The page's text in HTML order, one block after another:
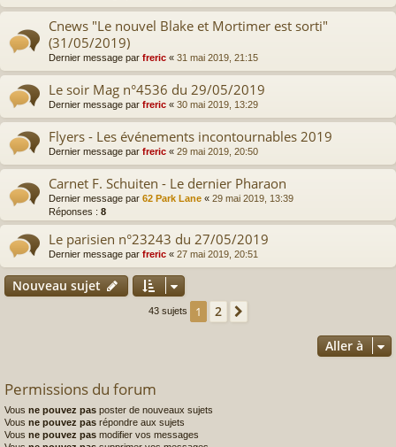
Cnews "Le nouvel Blake et Mortimer est sorti"
(31/05/2019)
Dernier message par freric « 31 mai 2019, 21:15
Le soir Mag n°4536 du 29/05/2019
Dernier message par freric « 30 mai 2019, 13:29
Flyers - Les événements incontournables 2019
Dernier message par freric « 29 mai 2019, 20:50
Carnet F. Schuiten - Le dernier Pharaon
Dernier message par 62 Park Lane « 29 mai 2019, 13:39
Réponses : 8
Le parisien n°23243 du 27/05/2019
Dernier message par freric « 27 mai 2019, 20:51
Nouveau sujet
43 sujets 1 2
Aller à
Permissions du forum
Vous ne pouvez pas poster de nouveaux sujets
Vous ne pouvez pas répondre aux sujets
Vous ne pouvez pas modifier vos messages